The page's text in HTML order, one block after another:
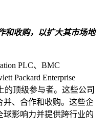
和收购，以扩大其市场地
PLC、BMC
Packard Enterprise
的顶级参与者。这些公司
并、合作和收购。这些企
球影响力并提供跨行业的